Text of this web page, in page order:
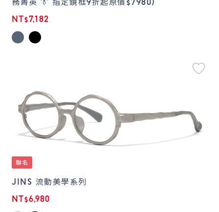
務菁英 👔 指定鏡框9折起原價$7980)
NT$7,182
JINS 流動美學系列
NT$6,980